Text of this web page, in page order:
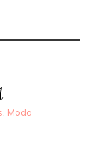
, Moda